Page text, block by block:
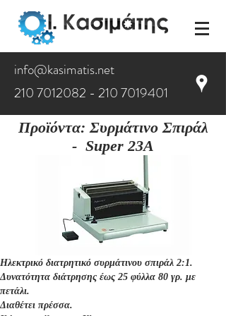
info@kasimatis.net
210 7012082 - 2107019401
Προϊόντα:Συρμάτινο Σπιράλ
- Super 23A
Ηλεκτρικό διατρητικό συρμάτινου σπιράλ 2:1.
Δυνατότητα διάτρησης έως 25 φύλλα 80 γρ. με
πετάλι.
Διαθέτει πρέσσα.